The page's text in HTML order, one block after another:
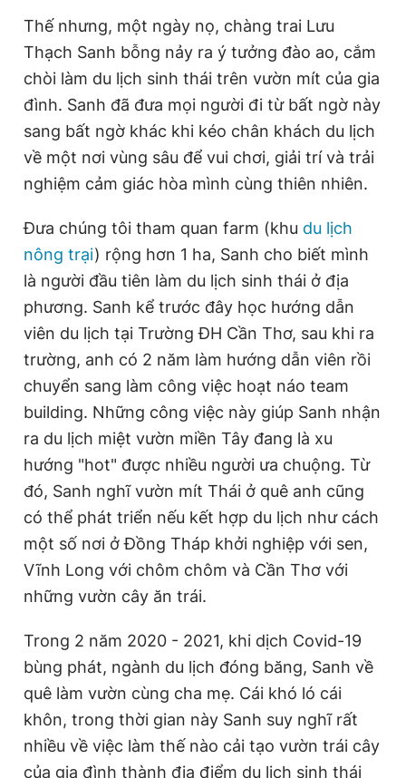
Giấy phép xuất bản số 110/GP - BTTTT cấp ngày 24.3.2020
© 2003-2026 Bản quyền thuộc về Báo Thanh Niên. Cấm sao
chép dưới mọi hình thức nếu không có sự chấp thuận bằng văn
bản. Phát triển bởi ePi Technologies, JSC.
Thế nhưng, một ngày nọ, chàng trai Lưu
Thạch Sanh bỗng nảy ra ý tưởng đào ao, cắm
chòi làm du lịch sinh thái trên vườn mít của gia
đình. Sanh đã đưa mọi người đi từ bất ngờ này
sang bất ngờ khác khi kéo chân khách du lịch
về một nơi vùng sâu để vui chơi, giải trí và trải
nghiệm cảm giác hòa mình cùng thiên nhiên.
Đưa chúng tôi tham quan farm (khu du lịch
nông trại) rộng hơn 1 ha, Sanh cho biết mình
là người đầu tiên làm du lịch sinh thái ở địa
phương. Sanh kể trước đây học hướng dẫn
viên du lịch tại Trường ĐH Cần Thơ, sau khi ra
trường, anh có 2 năm làm hướng dẫn viên rồi
chuyển sang làm công việc hoạt náo team
building. Những công việc này giúp Sanh nhận
ra du lịch miệt vườn miền Tây đang là xu
hướng "hot" được nhiều người ưa chuộng. Từ
đó, Sanh nghĩ vườn mít Thái ở quê anh cũng
có thể phát triển nếu kết hợp du lịch như cách
một số nơi ở Đồng Tháp khởi nghiệp với sen,
Vĩnh Long với chôm chôm và Cần Thơ với
những vườn cây ăn trái.
Trong 2 năm 2020 - 2021, khi dịch Covid-19
bùng phát, ngành du lịch đóng băng, Sanh về
quê làm vườn cùng cha mẹ. Cái khó ló cái
khôn, trong thời gian này Sanh suy nghĩ rất
nhiều về việc làm thế nào cải tạo vườn trái cây
của gia đình thành địa điểm du lịch sinh thái